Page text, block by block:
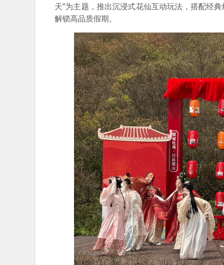
天”为主题，推出沉浸式花仙互动玩法，搭配经
解锁高品质假期。